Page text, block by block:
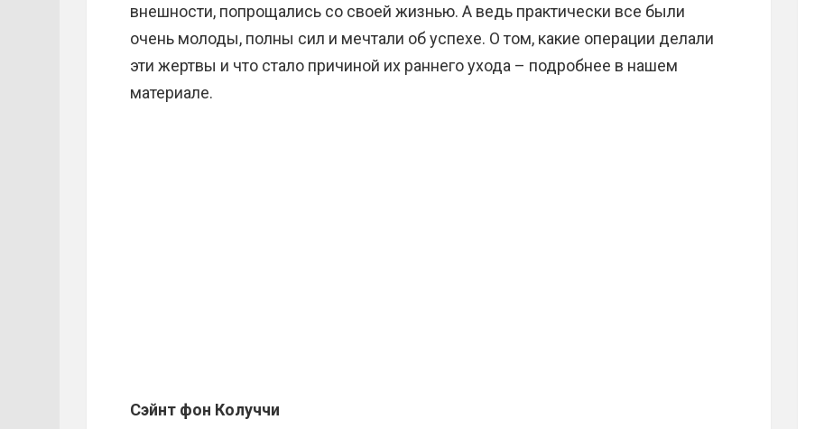
внешности, попрощались со своей жизнью. А ведь практически все были
очень молоды, полны сил и мечтали об успехе. О том, какие операции делали
эти жертвы и что стало причиной их раннего ухода – подробнее в нашем
материале.
Сэйнт фон Колуччи